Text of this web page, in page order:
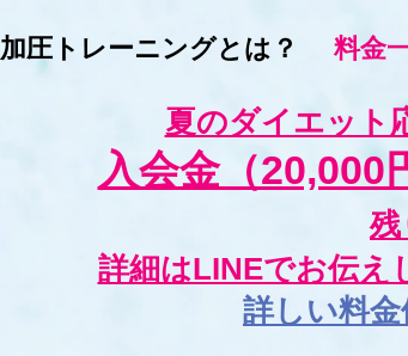
加圧トレーニングとは？ 料金
夏のダイエット
入会金（20,000
残
詳細はLINEでお伝え
詳しい料金